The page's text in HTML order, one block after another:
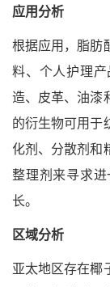
应用分析
根据应用，脂肪
料、个人护理
造、皮革、油漆
的衍生物可用于
化剂、分散剂和
整理剂来寻求
长。
区域分析
亚太地区存在椰